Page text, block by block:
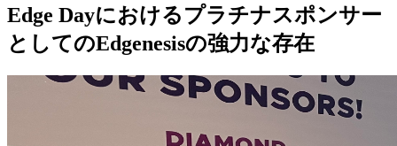
Edge Dayにおけるプラチナスポンサー
としてのEdgenesisの強力な存在